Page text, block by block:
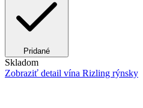
Pridané
Skladom
Zobraziť detail vína Rizling rýnsky